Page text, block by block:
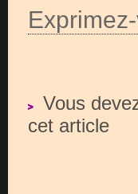
Vous
cet article